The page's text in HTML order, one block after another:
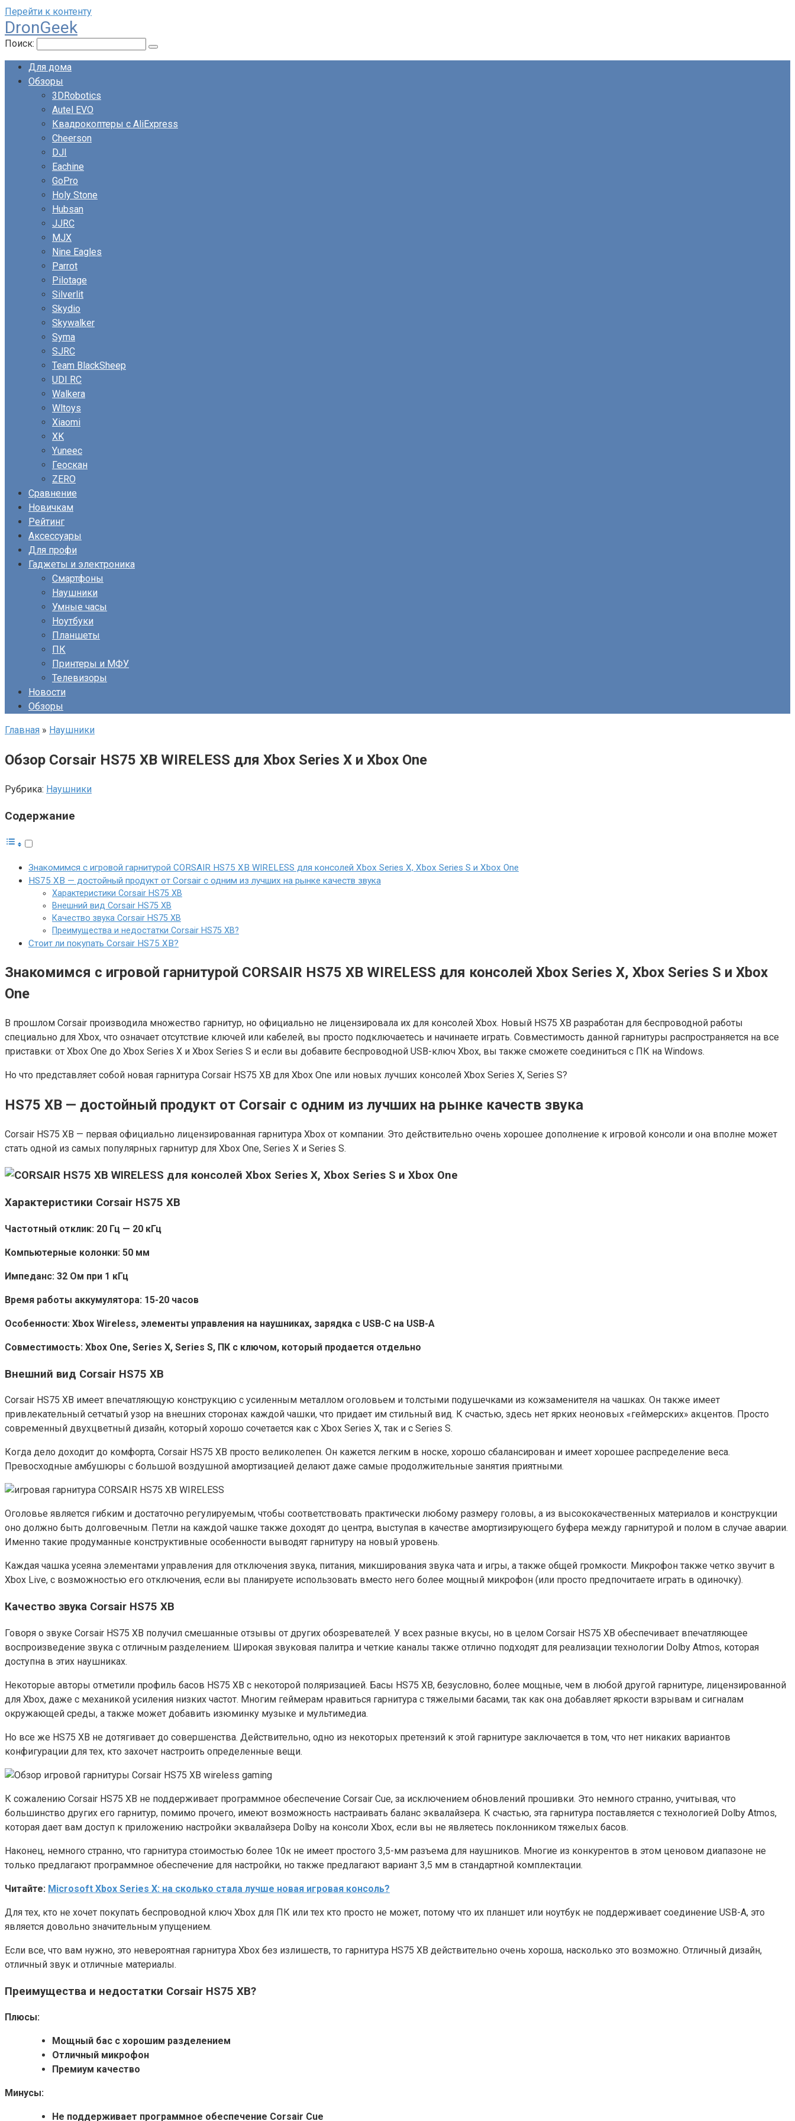
Перейти к контенту
DronGeek
Поиск:
Для дома
Обзоры
3DRobotics
Autel EVO
Квадрокоптеры с AliExpress
Cheerson
DJI
Eachine
GoPro
Holy Stone
Hubsan
JJRC
MJX
Nine Eagles
Parrot
Pilotage
Silverlit
Skydio
Skywalker
Syma
SJRC
Team BlackSheep
UDI RC
Walkera
Wltoys
Xiaomi
XK
Yuneec
Геоскан
ZERO
Сравнение
Новичкам
Рейтинг
Аксессуары
Для профи
Гаджеты и электроника
Смартфоны
Наушники
Умные часы
Ноутбуки
Планшеты
ПК
Принтеры и МФУ
Телевизоры
Новости
Обзоры
Главная » Наушники
Обзор Corsair HS75 XB WIRELESS для Xbox Series X и Xbox One
Рубрика: Наушники
Содержание
Знакомимся с игровой гарнитурой CORSAIR HS75 XB WIRELESS для консолей Xbox Series X, Xbox Series S и Xbox One
HS75 XB — достойный продукт от Corsair с одним из лучших на рынке качеств звука
Характеристики Corsair HS75 XB
Внешний вид Corsair HS75 XB
Качество звука Corsair HS75 XB
Преимущества и недостатки Corsair HS75 XB?
Стоит ли покупать Corsair HS75 XB?
Знакомимся с игровой гарнитурой CORSAIR HS75 XB WIRELESS для консолей Xbox Series X, Xbox Series S и Xbox
One
В прошлом Corsair производила множество гарнитур, но официально не лицензировала их для консолей Xbox. Новый HS75 XB разработан для беспроводной работы
специально для Xbox, что означает отсутствие ключей или кабелей, вы просто подключаетесь и начинаете играть. Совместимость данной гарнитуры распространяется на все
приставки: от Xbox One до Xbox Series X и Xbox Series S и если вы добавите беспроводной USB-ключ Xbox, вы также сможете соединиться с ПК на Windows.
Но что представляет собой новая гарнитура Corsair HS75 XB для Xbox One или новых лучших консолей Xbox Series X, Series S?
HS75 XB — достойный продукт от Corsair с одним из лучших на рынке качеств звука
Corsair HS75 XB — первая официально лицензированная гарнитура Xbox от компании. Это действительно очень хорошее дополнение к игровой консоли и она вполне может
стать одной из самых популярных гарнитур для Xbox One, Series X и Series S.
Характеристики Corsair HS75 XB
Частотный отклик: 20 Гц — 20 кГц
Компьютерные колонки: 50 мм
Импеданс: 32 Ом при 1 кГц
Время работы аккумулятора: 15-20 часов
Особенности: Xbox Wireless, элементы управления на наушниках, зарядка с USB-C на USB-A
Совместимость: Xbox One, Series X, Series S, ПК с ключом, который продается отдельно
Внешний вид Corsair HS75 XB
Corsair HS75 XB имеет впечатляющую конструкцию с усиленным металлом оголовьем и толстыми подушечками из кожзаменителя на чашках. Он также имеет
привлекательный сетчатый узор на внешних сторонах каждой чашки, что придает им стильный вид. К счастью, здесь нет ярких неоновых «геймерских» акцентов. Просто
современный двухцветный дизайн, который хорошо сочетается как с Xbox Series X, так и с Series S.
Когда дело доходит до комфорта, Corsair HS75 XB просто великолепен. Он кажется легким в носке, хорошо сбалансирован и имеет хорошее распределение веса.
Превосходные амбушюры с большой воздушной амортизацией делают даже самые продолжительные занятия приятными.
Оголовье является гибким и достаточно регулируемым, чтобы соответствовать практически любому размеру головы, а из высококачественных материалов и конструкции
оно должно быть долговечным. Петли на каждой чашке также доходят до центра, выступая в качестве амортизирующего буфера между гарнитурой и полом в случае аварии.
Именно такие продуманные конструктивные особенности выводят гарнитуру на новый уровень.
Каждая чашка усеяна элементами управления для отключения звука, питания, микширования звука чата и игры, а также общей громкости. Микрофон также четко звучит в
Xbox Live, с возможностью его отключения, если вы планируете использовать вместо него более мощный микрофон (или просто предпочитаете играть в одиночку).
Качество звука Corsair HS75 XB
Говоря о звуке Corsair HS75 XB получил смешанные отзывы от других обозревателей. У всех разные вкусы, но в целом Corsair HS75 XB обеспечивает впечатляющее
воспроизведение звука с отличным разделением. Широкая звуковая палитра и четкие каналы также отлично подходят для реализации технологии Dolby Atmos, которая
доступна в этих наушниках.
Некоторые авторы отметили профиль басов HS75 XB с некоторой поляризацией. Басы HS75 XB, безусловно, более мощные, чем в любой другой гарнитуре, лицензированной
для Xbox, даже с механикой усиления низких частот. Многим геймерам нравиться гарнитура с тяжелыми басами, так как она добавляет яркости взрывам и сигналам
окружающей среды, а также может добавить изюминку музыке и мультимедиа.
Но все же HS75 XB не дотягивает до совершенства. Действительно, одно из некоторых претензий к этой гарнитуре заключается в том, что нет никаких вариантов
конфигурации для тех, кто захочет настроить определенные вещи.
К сожалению Corsair HS75 XB не поддерживает программное обеспечение Corsair Cue, за исключением обновлений прошивки. Это немного странно, учитывая, что
большинство других его гарнитур, помимо прочего, имеют возможность настраивать баланс эквалайзера. К счастью, эта гарнитура поставляется с технологией Dolby Atmos,
которая дает вам доступ к приложению настройки эквалайзера Dolby на консоли Xbox, если вы не являетесь поклонником тяжелых басов.
Наконец, немного странно, что гарнитура стоимостью более 10к не имеет простого 3,5-мм разъема для наушников. Многие из конкурентов в этом ценовом диапазоне не
только предлагают программное обеспечение для настройки, но также предлагают вариант 3,5 мм в стандартной комплектации.
Читайте: Microsoft Xbox Series X: на сколько стала лучше новая игровая консоль?
Для тех, кто не хочет покупать беспроводной ключ Xbox для ПК или тех кто просто не может, потому что их планшет или ноутбук не поддерживает соединение USB-A, это
является довольно значительным упущением.
Если все, что вам нужно, это невероятная гарнитура Xbox без излишеств, то гарнитура HS75 XB действительно очень хороша, насколько это возможно. Отличный дизайн,
отличный звук и отличные материалы.
Преимущества и недостатки Corsair HS75 XB?
Плюсы:
Мощный бас с хорошим разделением
Отличный микрофон
Премиум качество
Минусы:
Не поддерживает программное обеспечение Corsair Cue